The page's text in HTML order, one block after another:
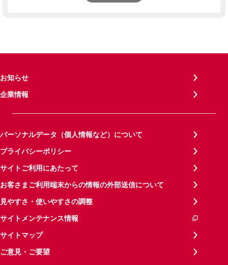
お知らせ
企業情報
パーソナルデータ（個人情報など）について
プライバシーポリシー
サイトご利用にあたって
お客さまご利用端末からの情報の外部送信について
見やすさ・使いやすさの調整
サイトメンテナンス情報
サイトマップ
ご意見・ご要望